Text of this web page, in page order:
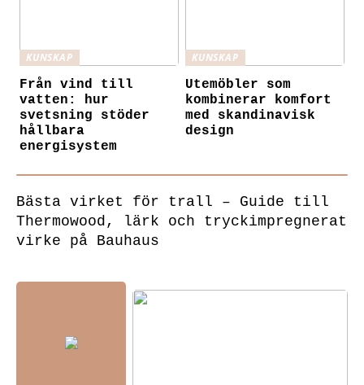
KUNSKAP
Från vind till
vatten: hur
svetsning stöder
hållbara
energisystem
KUNSKAP
Utemöbler som
kombinerar komfort
med skandinavisk
design
Bästa virket för trall – Guide till
Thermowood, lärk och tryckimpregnerat
virke på Bauhaus